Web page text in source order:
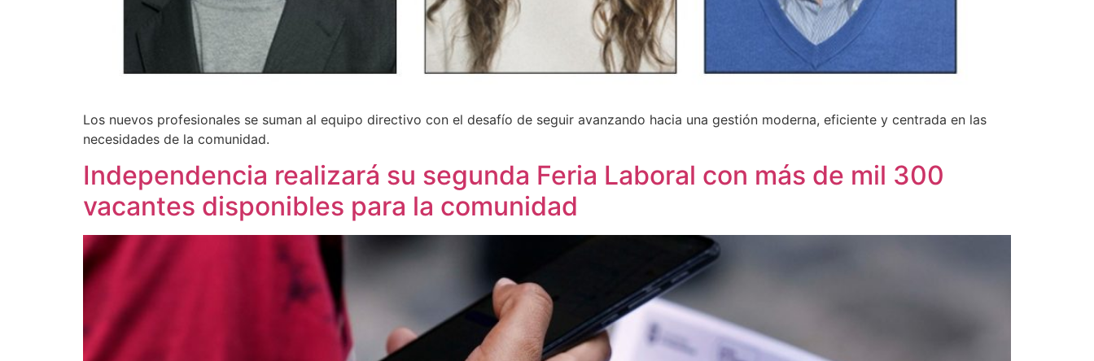
Los nuevos profesionales se suman al equipo directivo con el desafío de seguir avanzando hacia una gestión moderna, eficiente y centrada en las
necesidades de la comunidad.
Independencia realizará su segunda Feria Laboral con más de mil 300
vacantes disponibles para la comunidad